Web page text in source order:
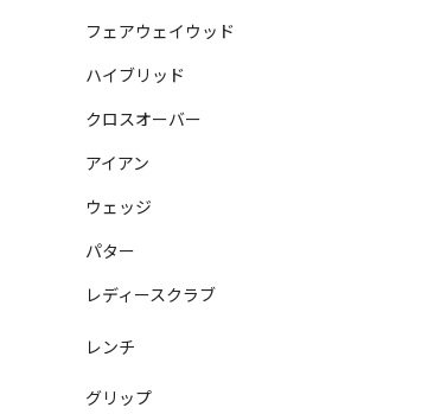
フェアウェイウッド
ハイブリッド
クロスオーバー
アイアン
ウェッジ
パター
レディースクラブ
レンチ
グリップ